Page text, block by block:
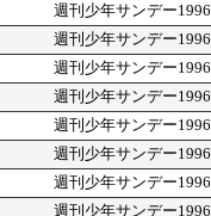
週刊少年サンデー1996
週刊少年サンデー1996
週刊少年サンデー1996
週刊少年サンデー1996
週刊少年サンデー1996
週刊少年サンデー1996
週刊少年サンデー1996
週刊少年サンデー1996